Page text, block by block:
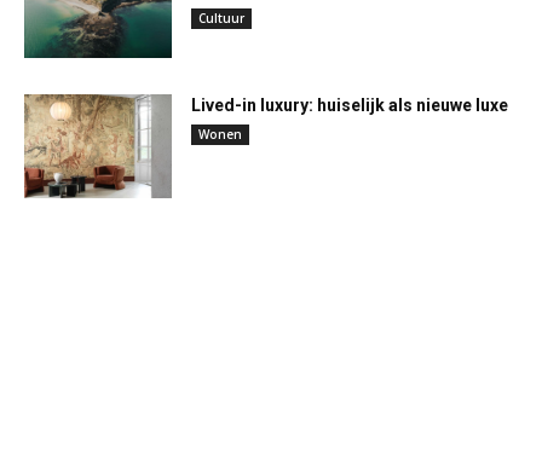
Cultuur
Lived-in luxury: huiselijk als nieuwe luxe
Wonen